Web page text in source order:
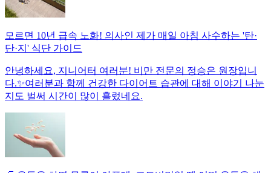
모르면 10년 급속 노화! 의사인 제가 매일 아침 사수하는 '탄·
단·지' 식단 가이드
안녕하세요, 지니어터 여러분! 비만 전문의 정승은 원장입니
다.✨여러분과 함께 건강한 다이어트 습관에 대해 이야기 나눈
지도 벌써 시간이 많이 흘렀네요.